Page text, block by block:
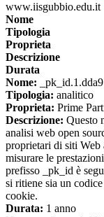
www.iisgubbio.edu.it
Nome
Tipologia
Proprieta
Descrizione
Durata
Nome: _pk_id.1.dda9
Tipologia: analitico
Proprieta: Prime
Descrizione: Questo
analisi web open
proprietari di siti Web
misurare le
prefisso _pk_id è
si ritiene sia un
cookie.
Durata: 1 anno